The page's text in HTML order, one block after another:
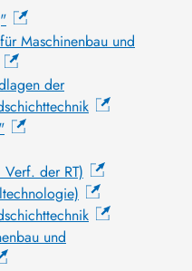
Maschinenbau und
der
der RT)
und